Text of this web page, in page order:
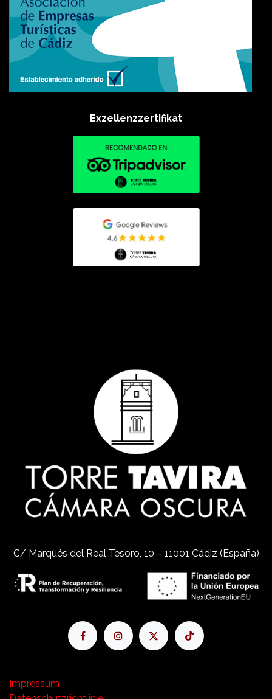
Exzellenzzertifikat​
Impressum
C/ Marqués del Real Tesoro, 10 – 11001 Cádiz (España)